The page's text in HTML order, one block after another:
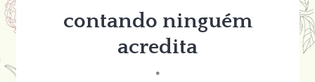
contando ninguém
acredita
*